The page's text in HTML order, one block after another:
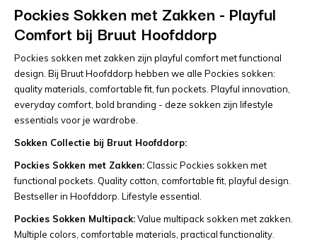
Pockies Sokken met Zakken - Playful
Comfort bij Bruut Hoofddorp
Pockies sokken met zakken zijn playful comfort met functional
design. Bij Bruut Hoofddorp hebben we alle Pockies sokken:
quality materials, comfortable fit, fun pockets. Playful innovation,
everyday comfort, bold branding - deze sokken zijn lifestyle
essentials voor je wardrobe.
Sokken Collectie bij Bruut Hoofddorp:
Pockies Sokken met Zakken: Classic Pockies sokken met
functional pockets. Quality cotton, comfortable fit, playful design.
Bestseller in Hoofddorp. Lifestyle essential.
Pockies Sokken Multipack:Value multipack sokken met zakken.
Multiple colors, comfortable materials, practical functionality.